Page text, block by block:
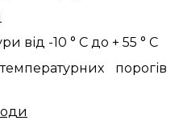
від -10 ° C до + 55 ° C
порогів